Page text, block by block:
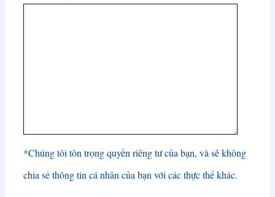
*Chúng tôi tôn trọng quyền riêng tư của bạn, và sẽ không
chia sẻ thông tin cá nhân của bạn với các thực thể khác.